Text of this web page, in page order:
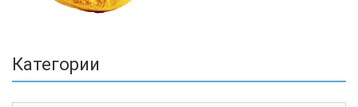
Категории